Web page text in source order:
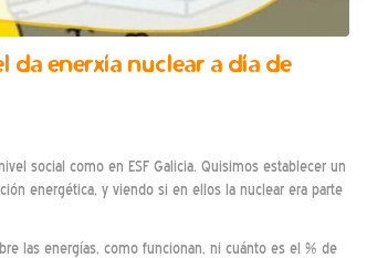
enerxía nuclear a día de
social como en ESF Galicia. Quisimos establecer un
energética, y viendo si en ellos la nuclear era parte
las energías, como funcionan, ni cuánto es el % de